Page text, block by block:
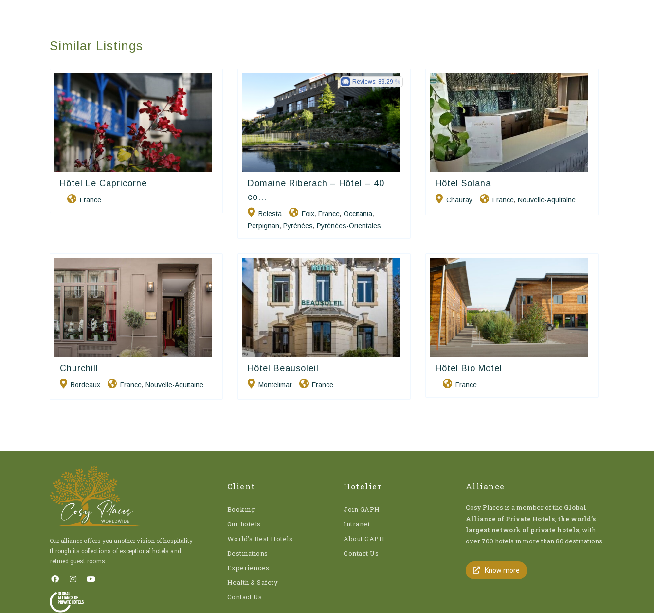
Similar Listings
Hôtel Le Capricorne
France
Happy House
Domaine Riberach – Hôtel – 40
co...
Belesta Foix, France,Occitania,
Perpignan, Pyrénées, Pyrénées-Orientales
Reviews: 89.29
Hôtel Solana
Chauray France, Nouvelle-Aquitaine
Churchill
Bordeaux France, Nouvelle-Aquitaine
Hôtel Beausoleil
Montelimar France
Hôtel Bio Motel
France
Our alliance offers you another vision of hospitality
through its collections of exceptional hotels and
refined guest rooms.
Client
Booking
Our hotels
World’s Best Hotels
Destinations
Experiences
Health & Safety
Contact Us
Hotelier
Join GAPH
Intranet
About GAPH
Contact Us
Alliance
Cosy Places is a member of the Global
Alliance of Private Hotels, the world’s
largest network of private hotels, with
over 700 hotels in more than 80 destinations.
Know more